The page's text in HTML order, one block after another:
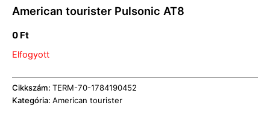
American tourister Pulsonic AT8
0 Ft
Elfogyott
Cikkszám: TERM-70-1784190452
Kategória: American tourister​